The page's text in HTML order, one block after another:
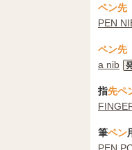
ペン先
PEN
ペン先
a nib
指先ペ
筆ペン